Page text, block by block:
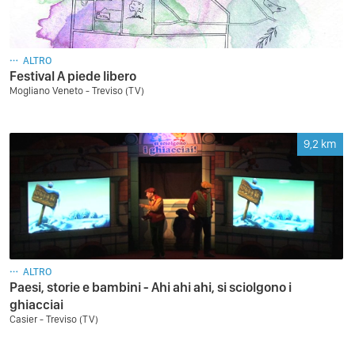
ALTRO
Festival A piede libero
Mogliano Veneto - Treviso (TV)
9,2 km
ALTRO
Paesi, storie e bambini - Ahi ahi ahi, si sciolgono i
ghiacciai
Casier - Treviso (TV)